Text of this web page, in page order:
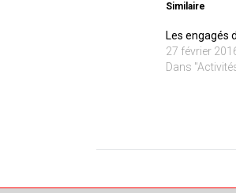
Similaire
Les engagés
27 février
Dans